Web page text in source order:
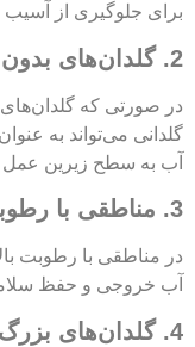
برای جلوگیری از
2. گلدان‌های بدون زهکشی
در صورتی که
گلدانی می‌تواند به
آب به سطح زیرین عمل
3. مناطقی با رطوبت بالا
در مناطقی با رطوبت
آب خروجی و حفظ
4. گلدان‌های بزرگ